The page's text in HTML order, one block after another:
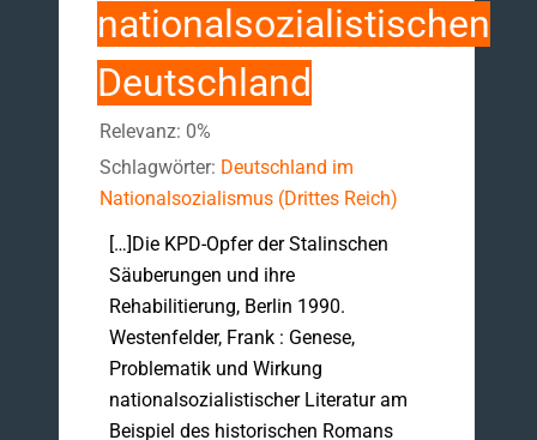
nationalsozialistischen
Deutschland
Relevanz: 0%
Schlagwörter: Deutschland im
Nationalsozialismus (Drittes Reich)
[…]Die KPD-Opfer der Stalinschen
Säuberungen und ihre
Rehabilitierung, Berlin 1990.
Westenfelder, Frank : Genese,
Problematik und Wirkung
nationalsozialistischer Literatur am
Beispiel des historischen Romans